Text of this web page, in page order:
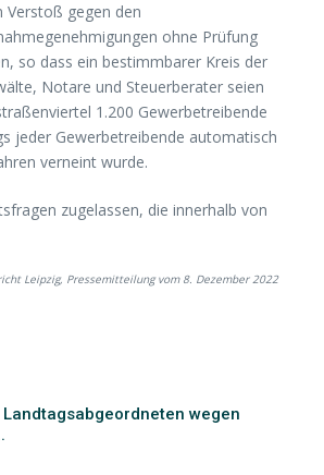
Verstoß gegen den
ohne Prüfung
so dass ein bestimmbarer Kreis der
Notare und Steuerberater seien
1.200 Gewerbetreibende
jeder Gewerbetreibende automatisch
verneint wurde.
zugelassen, die innerhalb von
Leipzig, Pressemitteilung vom 8. Dezember 2022
wegen